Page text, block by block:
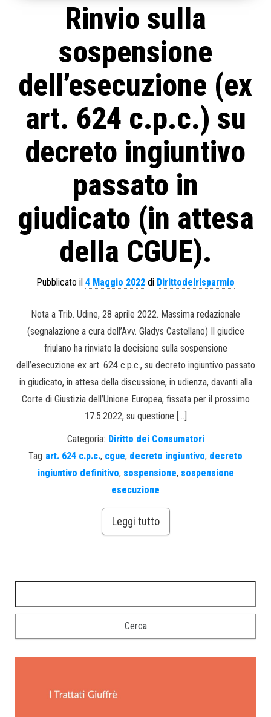
Rinvio sulla
sospensione
dell’esecuzione (ex
art. 624 c.p.c.) su
decreto ingiuntivo
passato in
giudicato (in attesa
della CGUE).
Pubblicato il 4 Maggio 2022 di Dirittodelrisparmio
Nota a Trib. Udine, 28 aprile 2022. Massima redazionale
(segnalazione a cura dell’Avv. Gladys Castellano) Il giudice
friulano ha rinviato la decisione sulla sospensione
dell’esecuzione ex art. 624 c.p.c., su decreto ingiuntivo passato
in giudicato, in attesa della discussione, in udienza, davanti alla
Corte di Giustizia dell’Unione Europea, fissata per il prossimo
17.5.2022, su questione […]
Categoria: Diritto dei Consumatori
Tag art. 624 c.p.c., cgue, decreto ingiuntivo, decreto
ingiuntivo definitivo, sospensione, sospensione
esecuzione
Leggi tutto